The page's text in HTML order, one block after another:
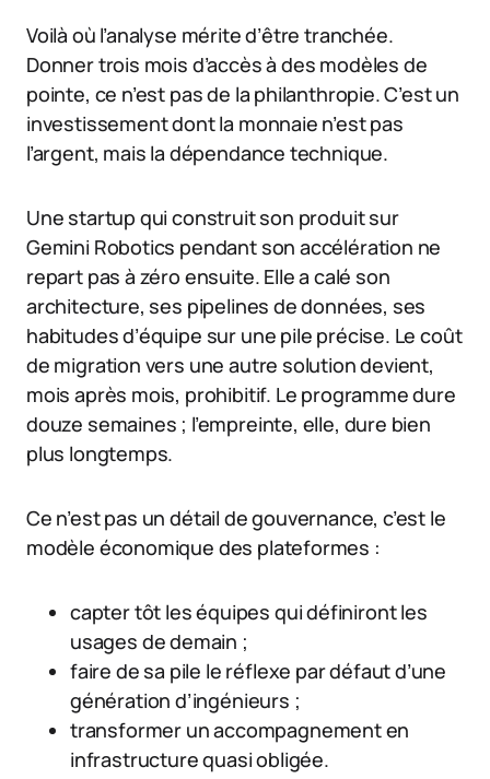
Voilà où l’analyse mérite d’être tranchée.
Donner trois mois d’accès à des modèles de
pointe, ce n’est pas de la philanthropie. C’est un
investissement dont la monnaie n’est pas
l’argent, mais la dépendance technique.
Une startup qui construit son produit sur
Gemini Robotics pendant son accélération ne
repart pas à zéro ensuite. Elle a calé son
architecture, ses pipelines de données, ses
habitudes d’équipe sur une pile précise. Le coût
de migration vers une autre solution devient,
mois après mois, prohibitif. Le programme dure
douze semaines ; l’empreinte, elle, dure bien
plus longtemps.
Ce n’est pas un détail de gouvernance, c’est le
modèle économique des plateformes :
capter tôt les équipes qui définiront les
usages de demain ;
faire de sa pile le réflexe par défaut d’une
génération d’ingénieurs ;
transformer un accompagnement en
infrastructure quasi obligée.